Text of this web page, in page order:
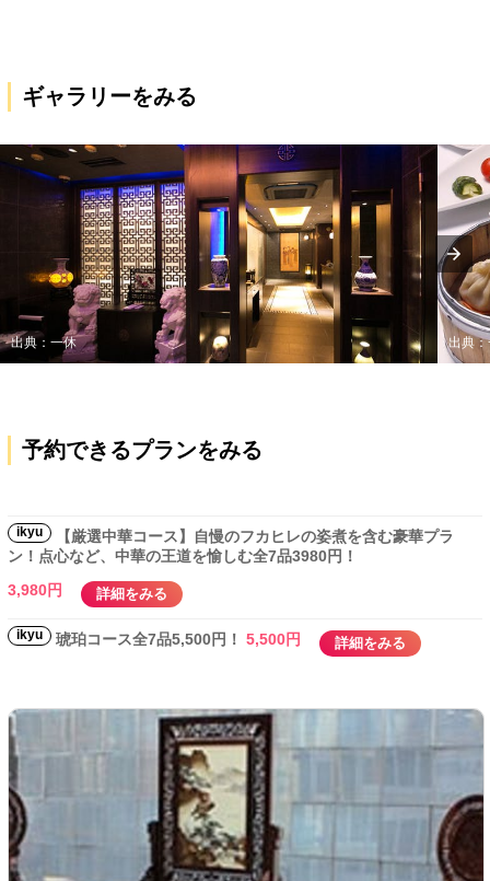
ギャラリーをみる
出典：一休 出典
予約できるプランをみる
ikyu
【厳選中華コース】自慢のフカヒレの姿煮を含む豪華プラ
ン！点心など、中華の王道を愉しむ全7品3980円！
3,980円
詳細をみる
ikyu 琥珀コース全7品5,500円！ 5,500円 詳細をみる